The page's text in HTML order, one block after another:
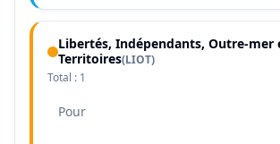
Libertés, Indépendants, Outre-mer
Territoires(LIOT)
Total : 1
Pour